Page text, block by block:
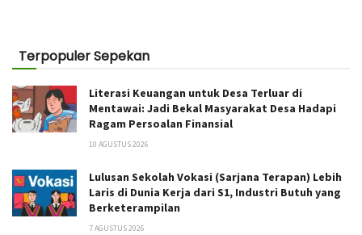
Terpopuler Sepekan
Literasi Keuangan untuk Desa Terluar di
Mentawai: Jadi Bekal Masyarakat Desa Hadapi
Ragam Persoalan Finansial
10 AGUSTUS 2026
Lulusan Sekolah Vokasi (Sarjana Terapan) Lebih
Laris di Dunia Kerja dari S1, Industri Butuh yang
Berketerampilan
7 AGUSTUS 2026